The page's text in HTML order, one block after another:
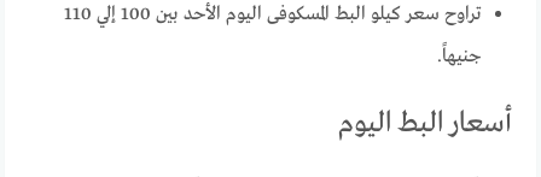
تراوح سعر كيلو البط المسكوفى اليوم الأحد بين 100 إلي 110
جنيهاً.
أسعار البط اليوم